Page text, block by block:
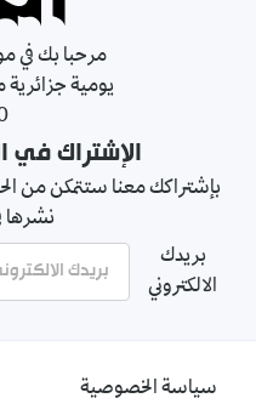
مرحبا بك في
يومية
الإشتراك في
بإشتراكك معنا ستتمكن من
نشرها
بريدك
الالكتروني
سياسة الخصوصية